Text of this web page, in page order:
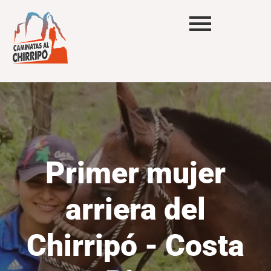
Primer mujer
arriera del
Chirripó - Costa